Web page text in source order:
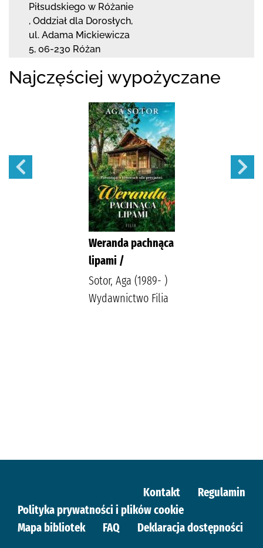
Piłsudskiego w Różanie
, Oddział dla Dorosłych,
ul. Adama Mickiewicza
5, 06-230 Różan
Najczęściej wypożyczane
Weranda pachnąca
lipami /
Sotor, Aga (1989- )
Wydawnictwo Filia
Kontakt
Regulamin
Polityka prywatności i plików cookie
Mapa bibliotek
FAQ Deklaracja dostępności